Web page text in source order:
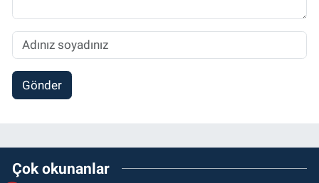
Gönder
Çok okunanlar